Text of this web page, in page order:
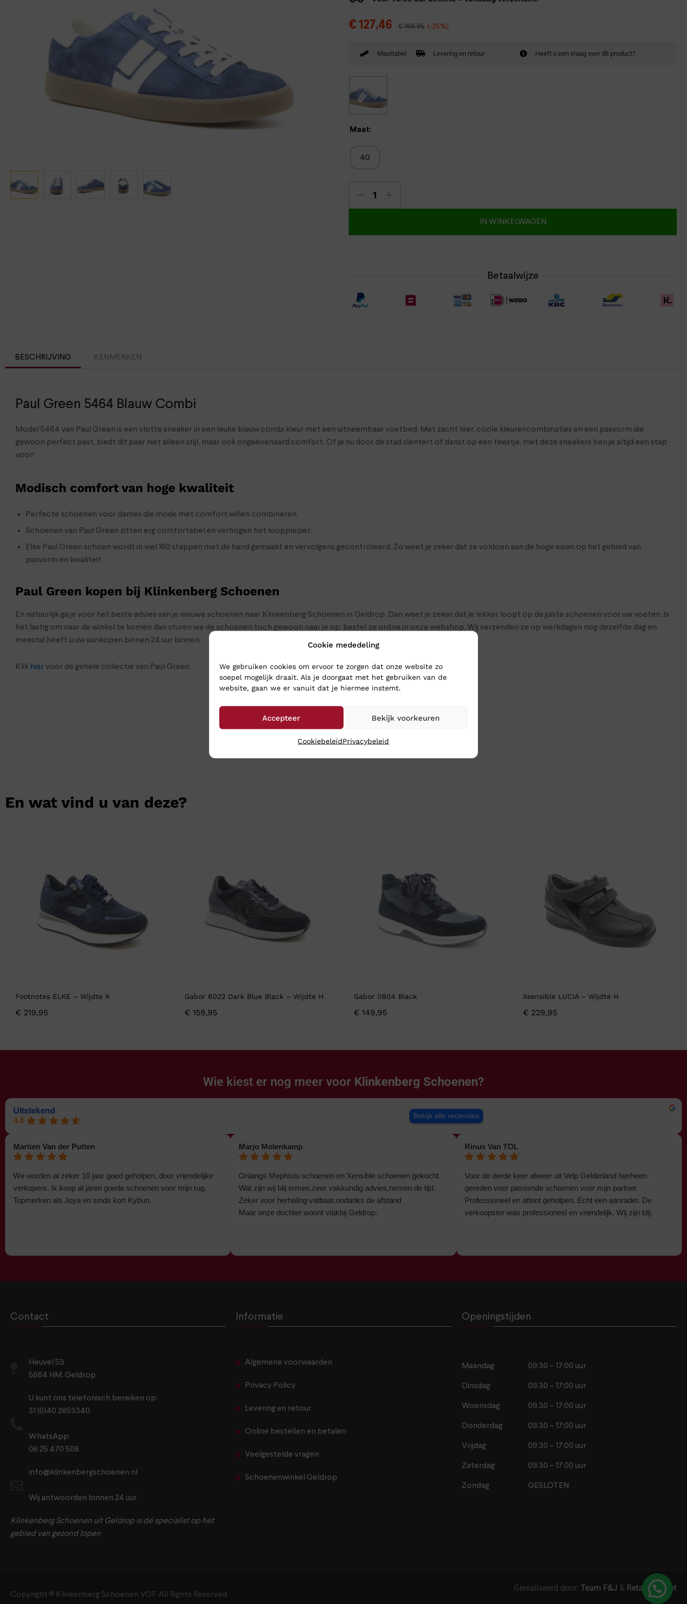
Cookie mededeling
We gebruiken cookies om ervoor te zorgen dat onze website zo
soepel mogelijk draait. Als je doorgaat met het gebruiken van de
website, gaan we er vanuit dat je hiermee instemt.
Accepteer Bekijk voorkeuren
CookiebeleidPrivacybeleid
Pantoffels
Meindl € 127,46 €169,95 (-25%)
Maattabel Levering en retour Heeft u een vraag over dit product?
Maat:
40
IN WINKELWAGEN
Betaalwijze
BESCHRIJVING KENMERKEN
Paul Green 5464 Blauw Combi
Model 5464 van Paul Green is een vlotte sneaker in een leuke blauw combi kleur met een uitneembaar voetbed. Met zacht leer, coole kleurencombinaties en een pasvorm die
gewoon perfect past, biedt dit paar niet alleen stijl, maar ook ongeëvenaard comfort. Of je nu door de stad slentert of danst op een feestje, met deze sneakers ben je altijd een stap
voor!
Modisch comfort van hoge kwaliteit
Perfecte schoenen voor dames die mode met comfort willen combineren.
Schoenen van Paul Green zitten erg comfortabel en verhogen het loopplezier..
Elke Paul Green schoen wordt in wel 160 stappen met de hand gemaakt en vervolgens gecontroleerd. Zo weet je zeker dat ze voldoen aan de hoge eisen op het gebied van
pasvorm en kwaliteit.
Paul Green kopen bij Klinkenberg Schoenen
En natuurlijk ga je voor het beste advies van je nieuwe schoenen naar Klinkenberg Schoenen in Geldrop. Dan weet je zeker dat je lekker loopt op de juiste schoenen voor uw voeten. Is
het lastig om naar de winkel te komen dan sturen we de schoenen toch gewoon naar je op: bestel ze online in onze webshop. Wij verzenden ze op werkdagen nog dezelfde dag en
meestal heeft u uw aankopen binnen 24 uur binnen.
Klik hiervoor de gehele collectie van Paul Green
En wat vind u van deze?
Footnotes ELKE – Wijdte K
€ 219,95
Gabor 6022 Dark Blue Black – Wijdte H
€ 159,95
Gabor 0804 Black
€ 149,95
Xsensible LUCIA – Wijdte H
€ 229,95
Wie kiest er nog meer voor Klinkenberg Schoenen?
Uitstekend
4.6
Bekijk alle recensies
Martien Van der Putten
We worden al zeker 10 jaar goed geholpen, door vriendelijke
verkopers. Ik koop al jaren goede schoenen voor mijn rug.
Topmerken als Joya en sinds kort Kybun.
Marjo Molenkamp
Onlangs Mephisto schoenen en Xensible schoenen gekocht.
Wat zijn wij blij ermee,zeer vakkundig advies,nemen de tijd.
Zeker voor herhaling vatbaar,ondanks de afstand
Maar onze dochter woont vlakbij Geldrop.
Rinus Van TOL
Voor de derde keer alweer uit Velp Gelderland hierheen
gereden voor passende schoenen voor mijn partner.
Professioneel en attent geholpen. Echt een aanrader. De
verkoopster was professioneel en vriendelijk. Wij zijn blij.
Contact
Heuvel 53
5664 HM, Geldrop
U kunt ons telefonisch bereiken op:
31 (0)40 2853340
WhatsApp:
06 25 470 508
info@klinkenbergschoenen.nl
Wij antwoorden binnen 24 uur
Klinkenberg Schoenen uit Geldrop is dé specialist op het
gebied van gezond lopen
Informatie
Algemene voorwaarden
Privacy Policy
Levering en retour
Online bestellen en betalen
Veelgestelde vragen
Schoenenwinkel Geldrop
Openingstijden
Maandag 09:30 – 17:00 uur
Dinsdag 09.30 – 17:00 uur
Woensdag 09.30 – 17:00 uur
Donderdag 09.30 – 17:00 uur
Vrijdag 09.30 – 17:00 uur
Zaterdag 09.30 – 17.00 uur
Zondag GESLOTEN
Copyright ©️ Klinkenberg Schoenen VOF. All Rights Reserved.
Gerealiseerd door: Team F&J & Retail2Market